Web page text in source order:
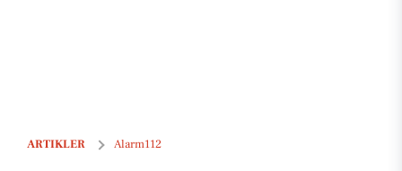
ARTIKLER Alarm112
Fra døgnrapporten: spiritusbilist anholdt. Indbrud i værksteder og